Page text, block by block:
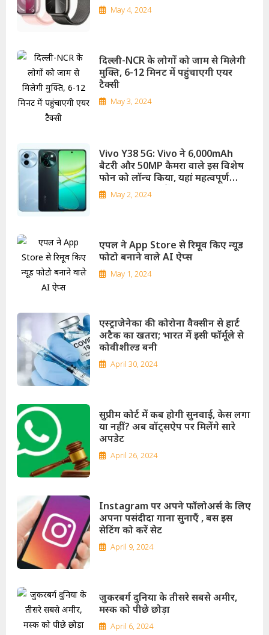
May 4, 2024
दिल्ली-NCR के लोगों को जाम से मिलेगी
मुक्ति, 6-12 मिनट में पहुंचाएगी एयर
टैक्सी
May 3, 2024
Vivo Y38 5G: Vivo ने 6,000mAh
बैटरी और 50MP कैमरा वाले इस विशेष
फोन को लॉन्च किया, यहां महत्वपूर्ण
जानकारी प्राप्त करें
May 2, 2024
एपल ने App Store से रिमूव किए न्यूड
फोटो बनाने वाले AI ऐप्स
May 1, 2024
एस्ट्राजेनेका की कोरोना वैक्सीन से हार्ट
अटैक का खतरा; भारत में इसी फॉर्मूले से
कोवीशील्ड बनी
April 30, 2024
सुप्रीम कोर्ट में कब होगी सुनवाई, केस लगा
या नहीं? अब वॉट्सऐप पर मिलेंगे सारे
अपडेट
April 26, 2024
Instagram पर अपने फॉलोअर्स के लिए
अपना पसंदीदा गाना सुनाएँ , बस इस
सेटिंग को करें सेट
April 9, 2024
जुकरबर्ग दुनिया के तीसरे सबसे अमीर,
मस्क को पीछे छोड़ा
April 6, 2024